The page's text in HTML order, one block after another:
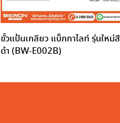
ขั้วแป้นเกลียว แบ็กกาไลท์ รุ่นใหม่สี
ดำ (BW-E002B)